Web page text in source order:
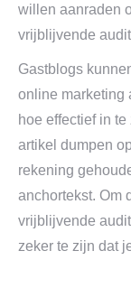
willen aanraden
vrijblijvende
Gastblogs
online marketing
hoe effectief in
artikel dumpen
rekening
anchortekst. Om
vrijblijvende
zeker te zijn dat